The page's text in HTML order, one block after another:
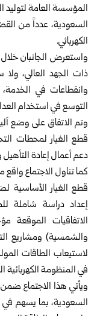
المؤسسة العامة لتوليد
السعودية، عدداً من
الكهربائي.
واستعرض الجانبان خلال
ذات الجهد العالي،
وانقطاعات في
التوسع في استخدام
وتم الاتفاق على وضع
قطع الغيار لمحطات
دعم أعمال إعادة
كما تناول الاجتماع
قطع الغيار الأساسية
إعداد دراسة شاملة
الاتفاقيات الموقعة
والشمسية) ومشاريع
لاستيعاب الطاقات
في المنظومة الكهربائية
ويأتي هذا الاجتماع
السعودية، بما يسهم في